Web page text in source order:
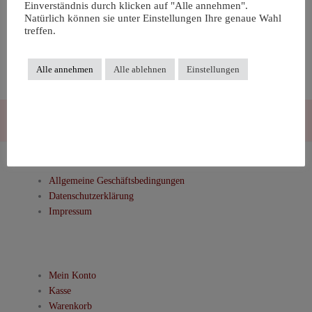
Allgemeine Geschäftsbedingungen
Datenschutzerklärung
Impressum
Mein Konto
Kasse
Warenkorb
Einverständnis durch klicken auf "Alle annehmen".
Natürlich können sie unter Einstellungen Ihre genaue Wahl
treffen.
Alle annehmen Alle ablehnen Einstellungen